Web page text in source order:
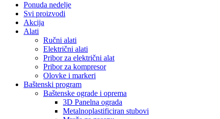
Ponuda nedelje
Svi proizvodi
Akcija
Alati
Ručni alati
Električni alati
Pribor za električni alat
Pribor za kompresor
Olovke i markeri
Baštenski program
Baštenske ograde i oprema
3D Panelna ograda
Metalnoplastificiran stubovi